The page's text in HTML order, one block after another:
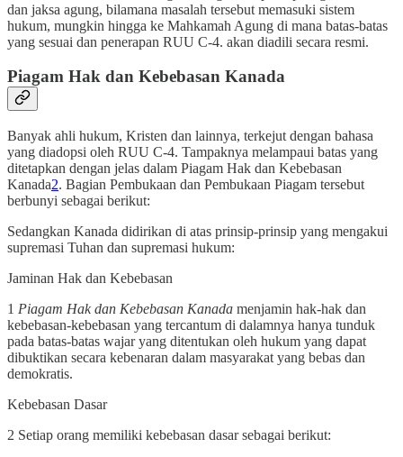
dan jaksa agung, bilamana masalah tersebut memasuki sistem
hukum, mungkin hingga ke Mahkamah Agung di mana batas-batas
yang sesuai dan penerapan RUU C-4. akan diadili secara resmi.
Piagam Hak dan Kebebasan Kanada
Banyak ahli hukum, Kristen dan lainnya, terkejut dengan bahasa
yang diadopsi oleh RUU C-4. Tampaknya melampaui batas yang
ditetapkan dengan jelas dalam Piagam Hak dan Kebebasan
Kanada2. Bagian Pembukaan dan Pembukaan Piagam tersebut
berbunyi sebagai berikut:
Sedangkan Kanada didirikan di atas prinsip-prinsip yang mengakui
supremasi Tuhan dan supremasi hukum:
Jaminan Hak dan Kebebasan
1 Piagam Hak dan Kebebasan Kanada menjamin hak-hak dan
kebebasan-kebebasan yang tercantum di dalamnya hanya tunduk
pada batas-batas wajar yang ditentukan oleh hukum yang dapat
dibuktikan secara kebenaran dalam masyarakat yang bebas dan
demokratis.
Kebebasan Dasar
2 Setiap orang memiliki kebebasan dasar sebagai berikut: